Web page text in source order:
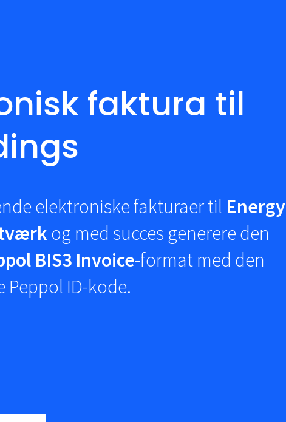
faktura til
elektroniske fakturaer til Energy
og med succes generere den
BIS3 Invoice-format med den
ID-kode.